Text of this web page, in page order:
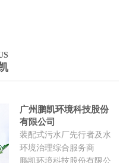
广州鹏凯环境科技股份
有限公司
装配式污水厂先行者及水
环境治理综合服务商
鹏凯环境科技股份有限公